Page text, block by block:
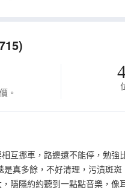
。
互挪車，路邊還不能停，勉
真多餘，不好清理，污漬斑
隱隱約約聽到一點點音樂，